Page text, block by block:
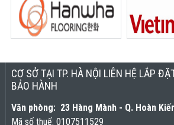
CƠ SỞ TẠI TP. HÀ NỘI LIÊN HỆ LẮP
BẢO HÀNH
Văn phòng: 23 Hàng Mành - Q. Hoàn
Mã số thuế: 0107511529